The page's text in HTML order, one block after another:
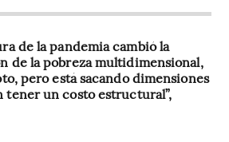
de la pandemia cambió la
de la pobreza multidimensional,
pero está sacando dimensiones
tener un costo estructural”,